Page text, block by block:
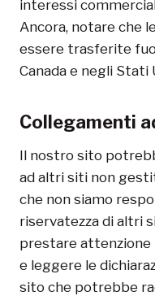
interessi
Ancora, notare che
essere trasferite
Canada e negli Stati
Collegamenti
Il nostro sito
ad altri siti non
che non siamo
riservatezza di altri
prestare attenzione
e leggere le
sito che potrebbe